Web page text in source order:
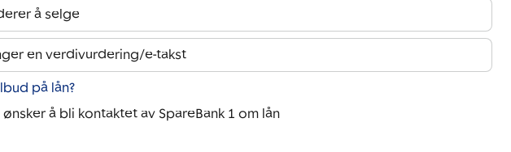
å selge
en verdivurdering/e-takst
på lån?
å bli kontaktet av SpareBank 1 om lån